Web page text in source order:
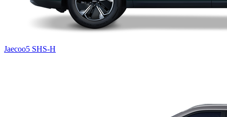
Jaecoo5 SHS-H